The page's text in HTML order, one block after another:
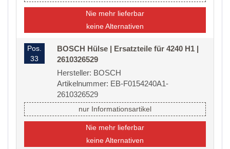
Nie mehr lieferbar
keine Alternativen
Pos.
33
BOSCH Hülse | Ersatzteile für 4240 H1 |
2610326529
Hersteller: BOSCH
Artikelnummer: EB-F0154240A1-
2610326529
nur Informationsartikel
Nie mehr lieferbar
keine Alternativen